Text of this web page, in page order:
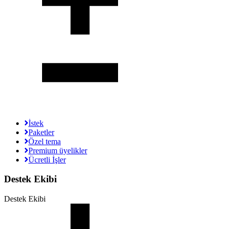
İstek
Paketler
Özel tema
Premium üyelikler
Ücretli İşler
Destek Ekibi
Destek Ekibi